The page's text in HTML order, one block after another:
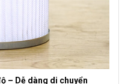
– Dễ dàng di chuyển